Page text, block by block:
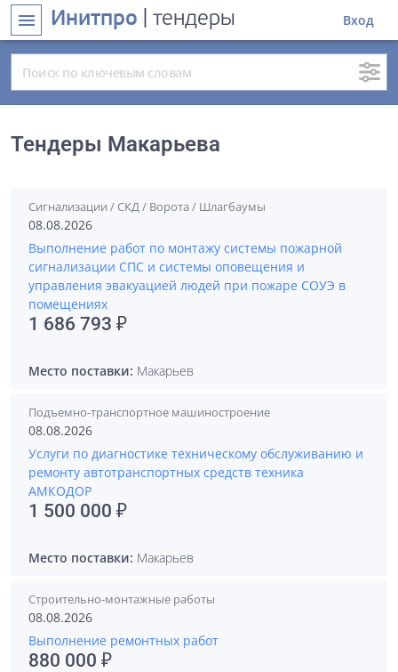
menu Инитпро | тендеры Вход
Тендеры Макарьева
Сигнализации / СКД / Ворота / Шлагбаумы
08.08.2026
Выполнение работ по монтажу системы пожарной
сигнализации СПС и системы оповещения и
управления эвакуацией людей при пожаре СОУЭ в
помещениях
1 686 793 ₽
Место поставки: Макарьев
Подъемно-транспортное машиностроение
08.08.2026
Услуги по диагностике техническому обслуживанию и
ремонту автотранспортных средств техника
АМКОДОР
1 500 000 ₽
Место поставки: Макарьев
Строительно-монтажные работы
08.08.2026
Выполнение ремонтных работ
880 000 ₽